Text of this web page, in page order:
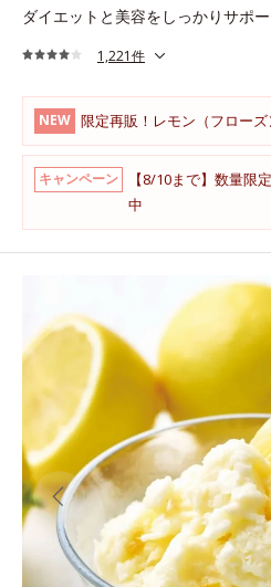
ダイエットと美容をしっかりサポー
1,221件
NEW 限定再販！レモン（フロー
キャンペーン
【8/10まで】数量限
中